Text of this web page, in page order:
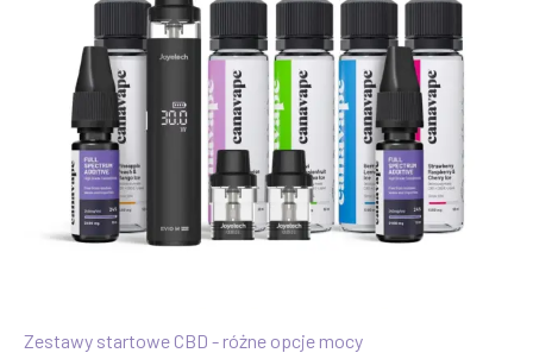
Zestawy startowe CBD - różne opcje mocy